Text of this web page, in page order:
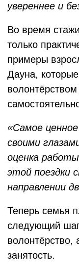
увереннее и
Во время
только
примеры
Дауна,
«Самое
своими
оценка
этой поездки
направлении
Теперь семья
следующий
волонтёрство,
занятость.